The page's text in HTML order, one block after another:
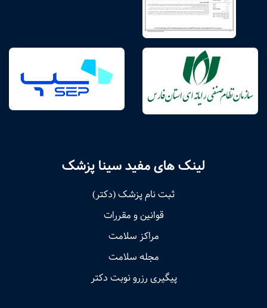
لینک های مفید سینا پزشک
ثبت نام پزشک (دکتر)
قوانین و مقررات
مراکز سلامت
مجله سلامت
پیگیری رزرو نوبت دکتر